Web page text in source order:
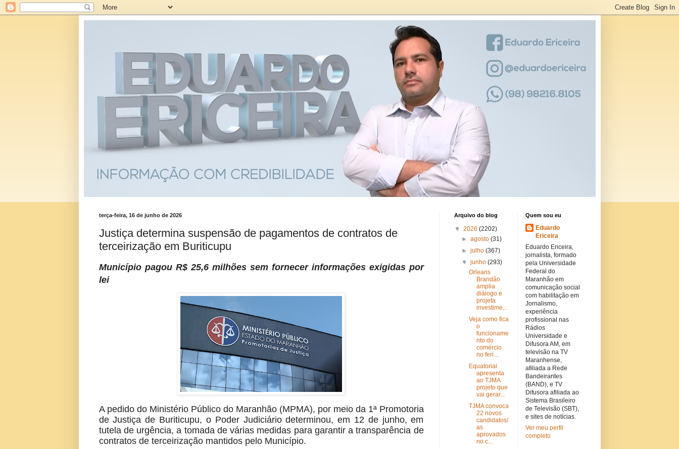
terça-feira, 16 de junho de 2026
Justiça determina suspensão de pagamentos de contratos de
terceirização em Buriticupu
Município pagou R$ 25,6 milhões sem fornecer informações exigidas por
lei
A pedido do Ministério Público do Maranhão (MPMA), por meio da 1ª Promotoria
de Justiça de Buriticupu, o Poder Judiciário determinou, em 12 de junho, em
tutela de urgência, a tomada de várias medidas para garantir a transparência de
contratos de terceirização mantidos pelo Município.
Arquivo do blog
▼ 2026 (2202)
► agosto (31)
► julho (367)
▼ junho (293)
Orleans
Brandão
amplia
diálogo e
projeta
investime...
Veja como fica
o
funcioname
nto do
comércio
no feri...
Equatorial
apresenta
ao TJMA
projeto que
vai gerar...
TJMA convoca
22 novos
candidatos/
as
aprovados
no c...
Quem sou eu
Eduardo
Ericeira
Eduardo Ericeira,
jornalista, formado
pela Universidade
Federal do
Maranhão em
comunicação social
com habilitação em
Jornalismo,
experiência
profissional nas
Rádios
Universidade e
Difusora AM, em
televisão na TV
Maranhense,
afiliada a Rede
Bandeirantes
(BAND), e TV
Difusora afiliada ao
Sistema Brasileiro
de Televisão (SBT),
e sites de notícias.
Ver meu perfil
completo